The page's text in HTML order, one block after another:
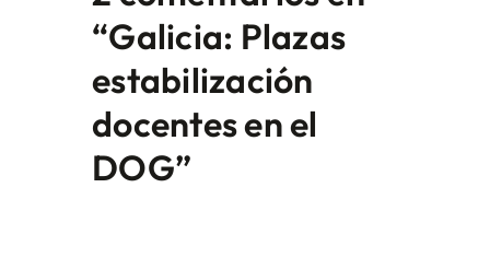
“Galicia: Plazas
estabilización
docentes en el
DOG”